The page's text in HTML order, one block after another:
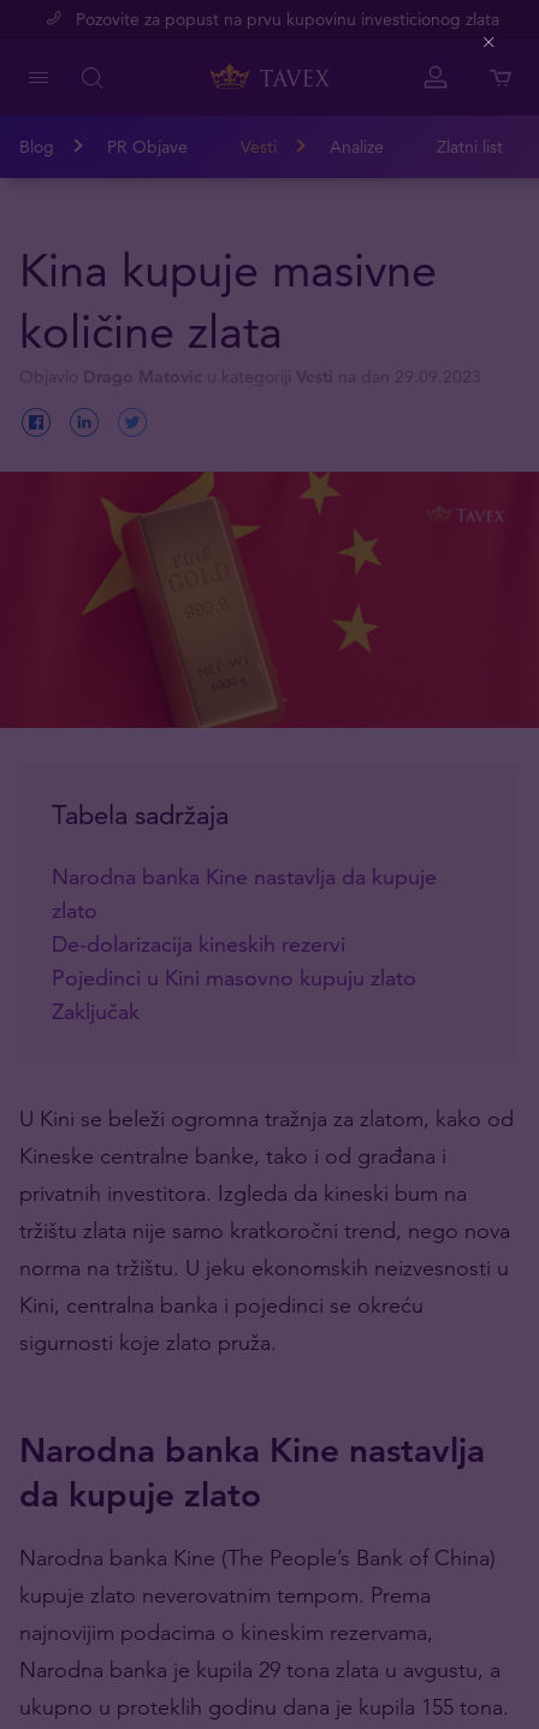
Pozovite za popust na prvu kupovinu investicionog zlata
Blog PR Objave Vesti Analize Zlatni list
Kina kupuje masivne
količine zlata
Tabela sadržaja
Narodna banka Kine nastavlja da kupuje
zlato
De-dolarizacija kineskih rezervi
Pojedinci u Kini masovno kupuju zlato
Zaključak
U Kini se beleži ogromna tražnja za zlatom, kako od
Kineske centralne banke, tako i od građana i
privatnih investitora. Izgleda da kineski bum na
tržištu zlata nije samo kratkoročni trend, nego nova
norma na tržištu. U jeku ekonomskih neizvesnosti u
Kini, centralna banka i pojedinci se okreću
sigurnosti koje zlato pruža.
Narodna banka Kine nastavlja
da kupuje zlato
Narodna banka Kine (The People’s Bank of China)
kupuje zlato neverovatnim tempom. Prema
najnovijim podacima o kineskim rezervama,
Narodna banka je kupila 29 tona zlata u avgustu, a
ukupno u proteklih godinu dana je kupila 155 tona.
Close